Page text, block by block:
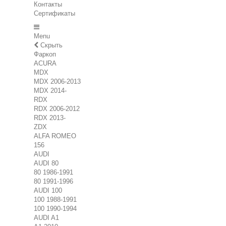
Контакты
Сертификаты
Menu
Скрыть
Фаркоп
ACURA
MDX
MDX 2006-2013
MDX 2014-
RDX
RDX 2006-2012
RDX 2013-
ZDX
ALFA ROMEO
156
AUDI
AUDI 80
80 1986-1991
80 1991-1996
AUDI 100
100 1988-1991
100 1990-1994
AUDI A1